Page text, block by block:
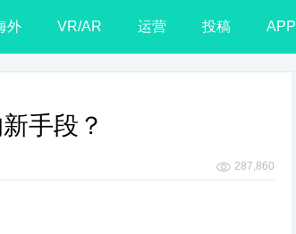
外 VR/AR 运营 投稿 APP
手段？
287,860